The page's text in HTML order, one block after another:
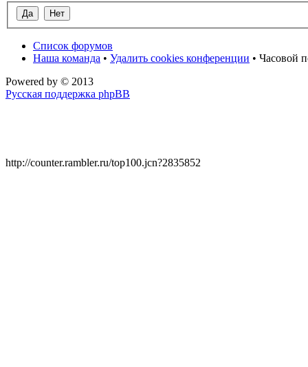
Список форумов
Наша команда • Удалить cookies конференции • Часовой
Powered by © 2013
Русская поддержка phpBB
http://counter.rambler.ru/top100.jcn?2835852